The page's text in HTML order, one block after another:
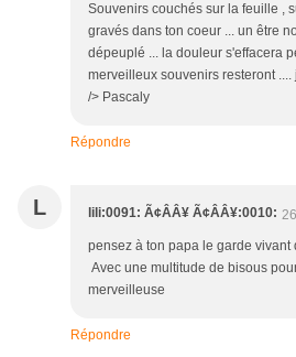
Souvenirs couchés sur la feuille ,
gravés dans ton coeur ... un être
dépeuplé ... la douleur s'effacera
merveilleux souvenirs resteront
/> Pascaly
Répondre
L lili:0091: Ã¢ÂÂ¥ Ã¢ÂÂ¥:0010:
pensez à ton papa le garde vivant
Avec une multitude de bisous
merveilleuse
Répondre